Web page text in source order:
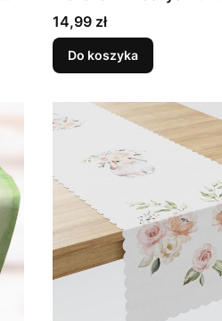
pisklaczkami wielkanocny
Cena
14,99 zł
Do koszyka